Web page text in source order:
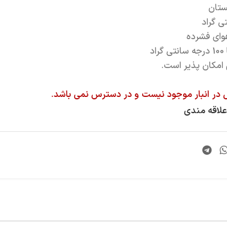
فشرده
امکان پذیر است.
انبار موجود نیست و در دسترس نمی باشد.
مندی